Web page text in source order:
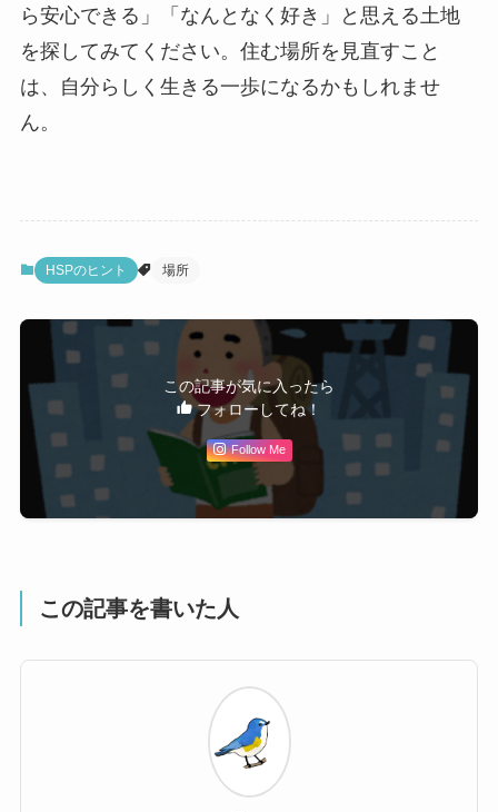
ら安心できる」「なんとなく好き」と思える土地
を探してみてください。住む場所を見直すこと
は、自分らしく生きる一歩になるかもしれませ
ん。
HSPのヒント 場所
この記事が気に入ったら
フォローしてね！
Follow Me
この記事を書いた人